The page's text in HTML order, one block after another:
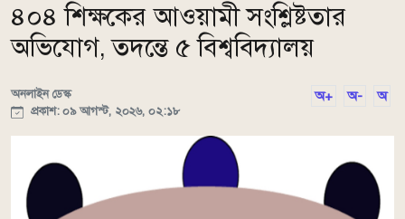
৪০৪ শিক্ষকের আওয়ামী সংশ্লিষ্টতার
অভিযোগ, তদন্তে ৫ বিশ্ববিদ্যালয়
অনলাইন ডেস্ক
প্রকাশ: ০৯ আগস্ট, ২০২৬, ০২:১৮
অ+ অ- অ